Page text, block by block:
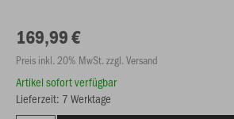
169,99 €
Preis inkl. 20% MwSt. zzgl. Versand
Artikel sofort verfügbar
Lieferzeit: 7 Werktage